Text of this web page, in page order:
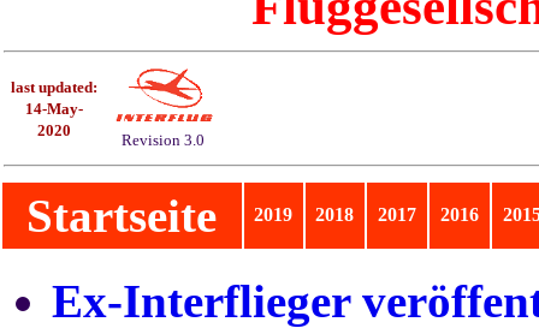
last updated:
14-May-
2020
Revision 3.0
Startseite 2019 2018 2017 2016
Ex-Interflieger